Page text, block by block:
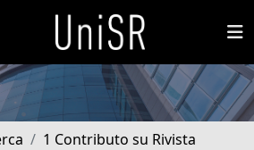
1 Contributo su Rivista